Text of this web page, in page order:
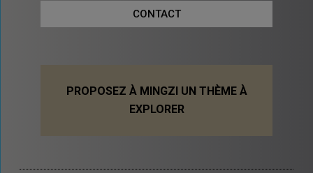
CONTACT
PROPOSEZ À MINGZI UN THÈME À
EXPLORER